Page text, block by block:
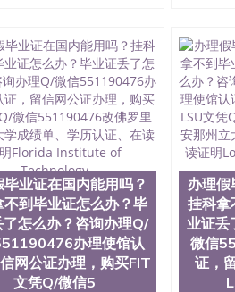
毕业证在国内能用吗？
不到毕业证怎么办？毕
怎么办？咨询办理Q/
办理使馆认
网公证办理，购买FIT
文凭Q/微信5
办理假
挂科拿
业证丢
微信
证，